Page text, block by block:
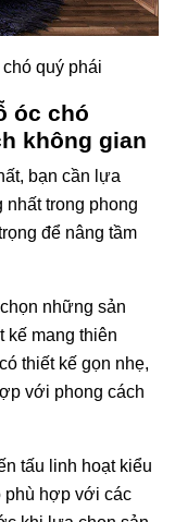
quý phái
óc chó
không gian
bạn cần lựa
trong phong
để nâng tầm
những sản
kế mang thiên
thiết kế gọn nhẹ,
với phong cách
tấu linh hoạt kiểu
phù hợp với các